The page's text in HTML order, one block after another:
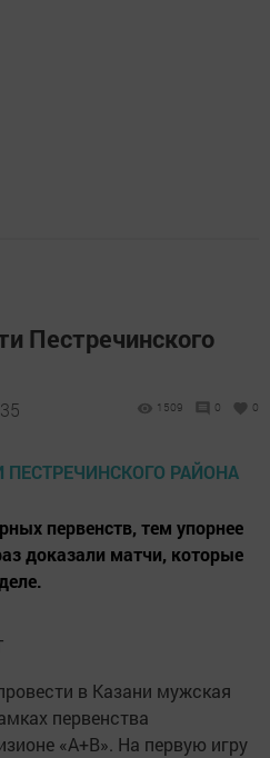
Пестречинского
1509 0 0
первенств, тем упорнее
доказали матчи, которые
в Казани мужская
первенства
«А+В». На первую игру